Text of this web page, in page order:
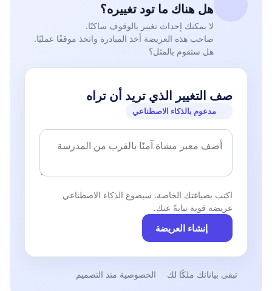
هل هناك ما تود تغييره؟
لا يمكنك إحداث تغيير بالوقوف ساكنًا.
صاحب هذه العريضة أخذ المبادرة واتخذ موقفًا عمليًا.
هل ستقوم بالمثل؟
صف التغيير الذي تريد أن تراه
مدعوم بالذكاء الاصطناعي
اكتب بصياغتك الخاصة. سيصوغ الذكاء الاصطناعي
عريضة قوية نيابةً عنك.
إنشاء العريضة
تبقى بياناتك ملكًا لك الخصوصية منذ التصميم